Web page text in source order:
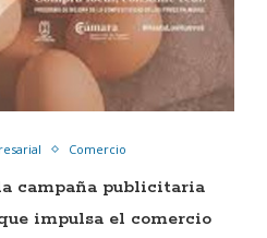
Comercio
campaña publicitaria
impulsa el comercio